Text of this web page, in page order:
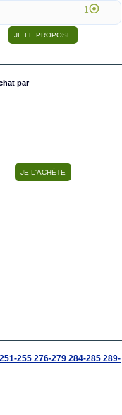
1
par
255 276-279 284-285 289-